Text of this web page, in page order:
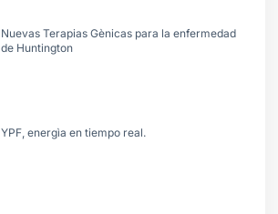
Nuevas Terapias Gènicas para la enfermedad
de Huntington
YPF, energìa en tiempo real.